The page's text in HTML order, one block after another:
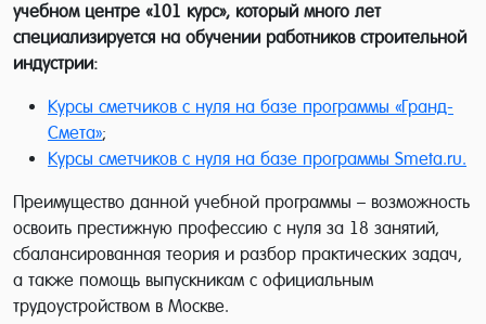
учебном центре «101 курс», который много лет
специализируется на обучении работников строительной
индустрии:
Курсы сметчиков с нуля на базе программы «Гранд-
Смета»;
Курсы сметчиков с нуля на базе программы Smeta.ru.
Преимущество данной учебной программы – возможность
освоить престижную профессию с нуля за 18 занятий,
сбалансированная теория и разбор практических задач,
а также помощь выпускникам с официальным
трудоустройством в Москве.